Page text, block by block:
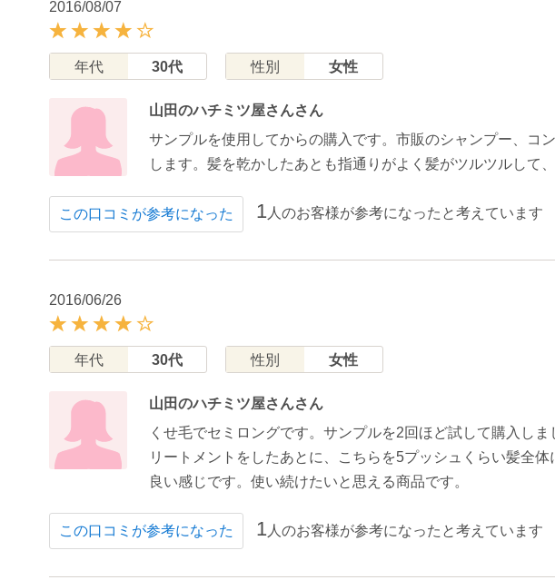
2016/08/07
年代 30代 性別 女性
山田のハチミツ屋さんさん
サンプルを使用してからの購入です。市販のシャンプー、コ
します。髪を乾かしたあとも指通りがよく髪がツルツルして、
この口コミが参考になった 1 人のお客様が参考になったと考えています
2016/06/26
年代 30代 性別 女性
山田のハチミツ屋さんさん
くせ毛でセミロングです。サンプルを2回ほど試して購入し
リートメントをしたあとに、こちらを5プッシュくらい髪全
良い感じです。使い続けたいと思える商品です。
この口コミが参考になった 1 人のお客様が参考になったと考えています